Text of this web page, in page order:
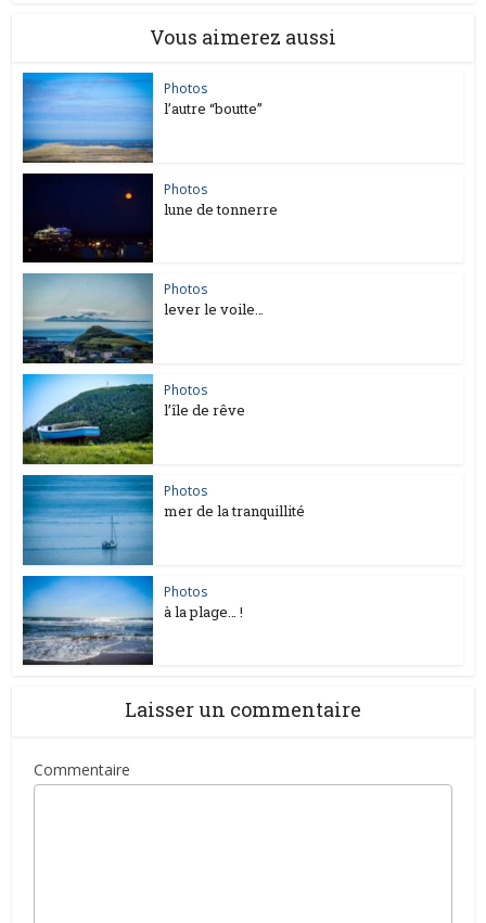
Vous aimerez aussi
Photos
l’autre “boutte”
Photos
lune de tonnerre
Photos
lever le voile…
Photos
l’île de rêve
Photos
mer de la tranquillité
Photos
à la plage… !
Laisser un commentaire
Commentaire